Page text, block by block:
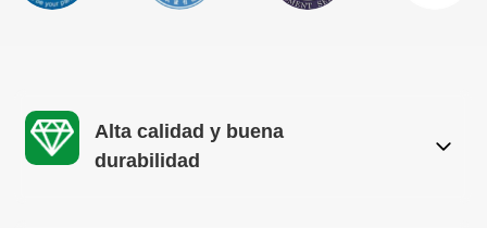
Alta calidad y buena
durabilidad